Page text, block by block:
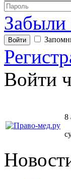
Забыли
Войти
8